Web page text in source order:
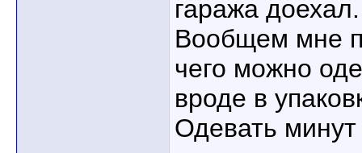
гаража доехал.
Вообщем мне
чего можно
вроде в
Одевать